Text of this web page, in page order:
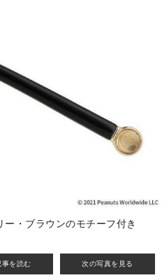
事を読む 次の写真を見る
・ブラウンのモチーフ付き